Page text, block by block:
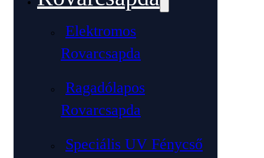
Elektromos
Rovarcsapda
Ragadólapos
Rovarcsapda
Speciális UV Fénycső